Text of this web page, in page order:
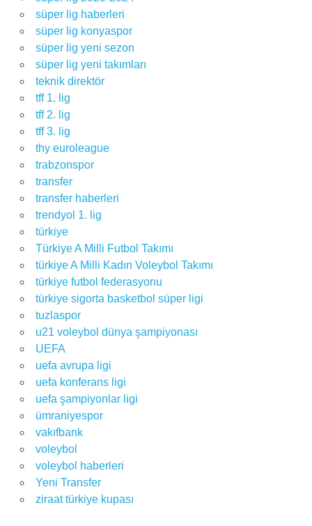
süper lig haberleri
süper lig konyaspor
süper lig yeni sezon
süper lig yeni takımları
teknik direktör
tff 1. lig
tff 2. lig
tff 3. lig
thy euroleague
trabzonspor
transfer
transfer haberleri
trendyol 1. lig
türkiye
Türkiye A Milli Futbol Takımı
türkiye A Milli Kadın Voleybol Takımı
türkiye futbol federasyonu
türkiye sigorta basketbol süper ligi
tuzlaspor
u21 voleybol dünya şampiyonası
UEFA
uefa avrupa ligi
uefa konferans ligi
uefa şampiyonlar ligi
ümraniyespor
vakıfbank
voleybol
voleybol haberleri
Yeni Transfer
ziraat türkiye kupası